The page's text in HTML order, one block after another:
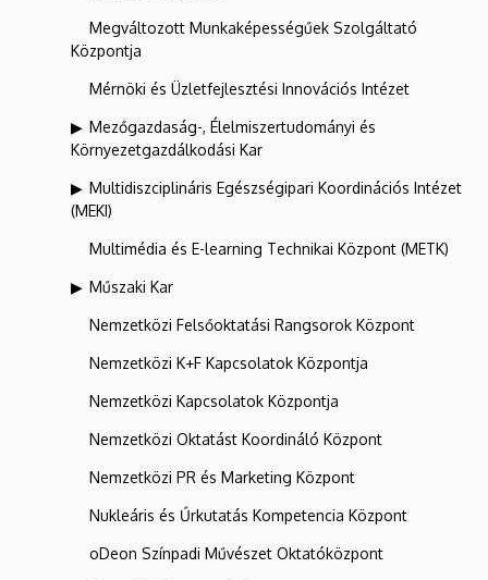
Megváltozott Munkaképességűek Szolgáltató
Központja
Mérnöki és Üzletfejlesztési Innovációs Intézet
Mezőgazdaság-, Élelmiszertudományi és
Környezetgazdálkodási Kar
Multidiszciplináris Egészségipari Koordinációs Intézet
(MEKI)
Multimédia és E-learning Technikai Központ (METK)
Műszaki Kar
Nemzetközi Felsőoktatási Rangsorok Központ
Nemzetközi K+F Kapcsolatok Központja
Nemzetközi Kapcsolatok Központja
Nemzetközi Oktatást Koordináló Központ
Nemzetközi PR és Marketing Központ
Nukleáris és Űrkutatás Kompetencia Központ
oDeon Színpadi Művészet Oktatóközpont